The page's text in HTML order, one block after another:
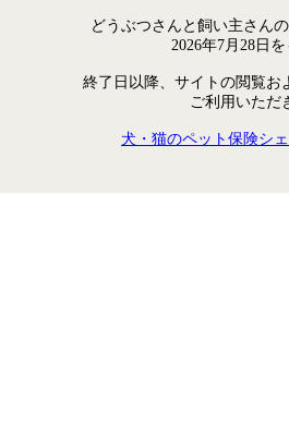
どうぶつさんと飼い主さん
2026年7月28日
終了日以降、サイトの閲覧お
ご利用いただ
犬・猫のペット保険シ